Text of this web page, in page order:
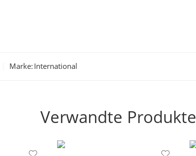
Marke: International
Verwandte Produkte